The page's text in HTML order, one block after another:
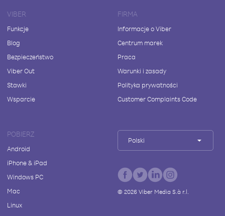
VIBER
Funkcje
Blog
Bezpieczeństwo
Viber Out
Stawki
Wsparcie
FIRMA
Informacje o Viber
Centrum marek
Praca
Warunki i zasady
Polityka prywatności
Customer Complaints Code
POBIERZ
Android
iPhone & iPad
Windows PC
Mac
Linux
Polski
© 2026Viber Media S.à r.l.